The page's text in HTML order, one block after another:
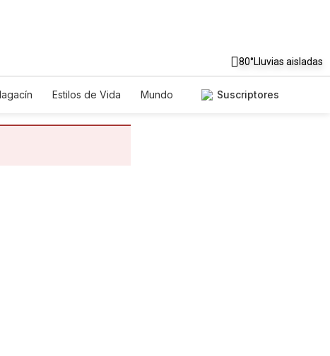
80°Lluvias aisladas
Estilos de Vida
Mundo
Suscriptores